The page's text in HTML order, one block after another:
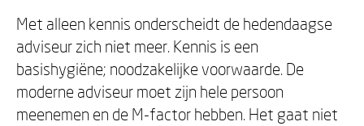
Met alleen kennis onderscheidt de hedendaagse
adviseur zich niet meer. Kennis is een
basishygiëne; noodzakelijke voorwaarde. De
moderne adviseur moet zijn hele persoon
meenemen en de M-factor hebben. Het gaat niet